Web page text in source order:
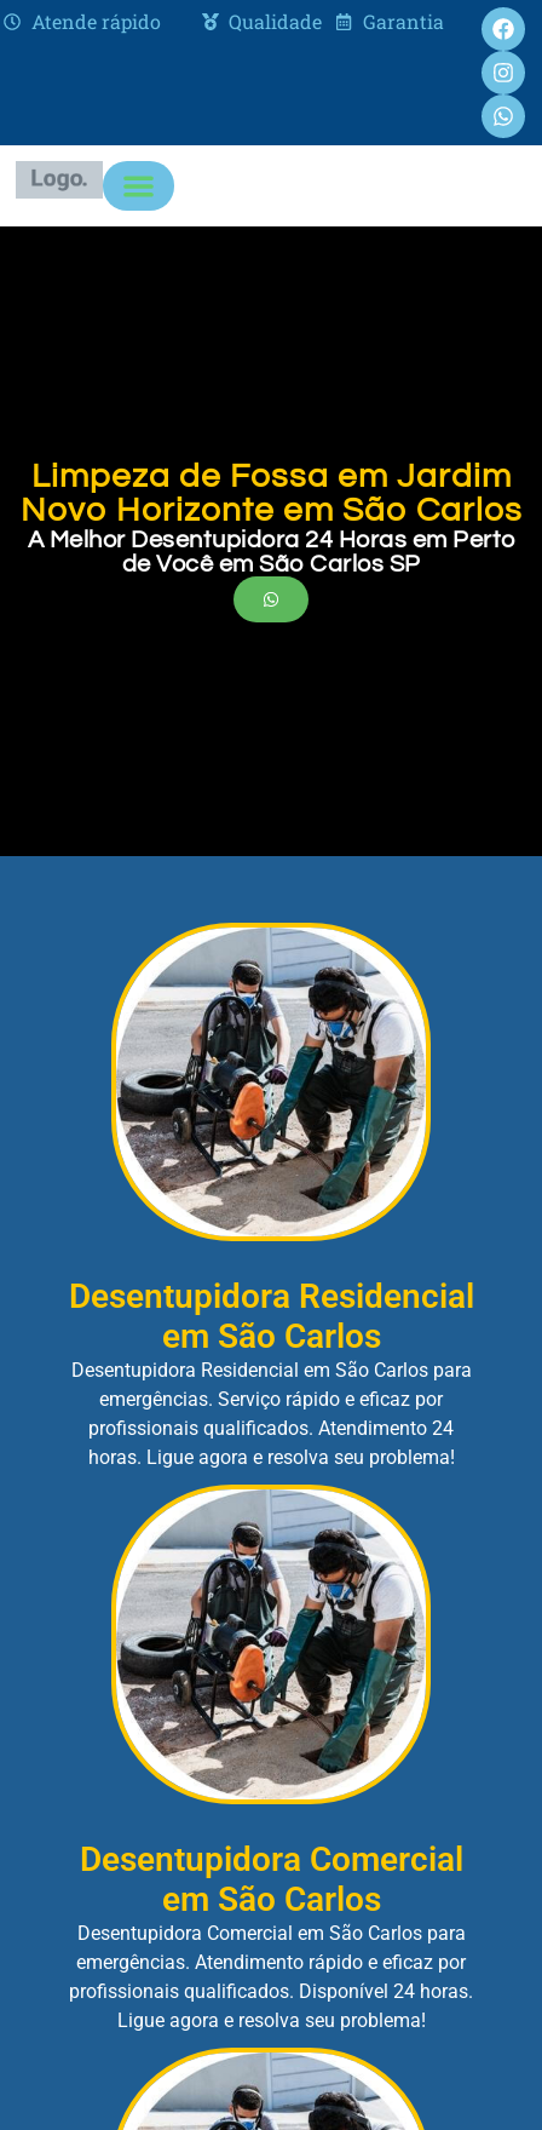
Atende rápido Qualidade Garantia
Limpeza de Fossa em Jardim
Novo Horizonte em São Carlos
A Melhor Desentupidora 24 Horas em Perto
de Você em São Carlos SP
Desentupidora Residencial
em São Carlos
Desentupidora Residencial em São Carlos para
emergências. Serviço rápido e eficaz por
profissionais qualificados. Atendimento 24
horas. Ligue agora e resolva seu problema!
Desentupidora Comercial
em São Carlos
Desentupidora Comercial em São Carlos para
emergências. Atendimento rápido e eficaz por
profissionais qualificados. Disponível 24 horas.
Ligue agora e resolva seu problema!